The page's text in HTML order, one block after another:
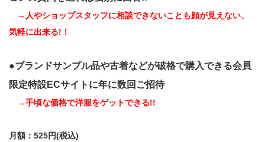
→人やショップスタッフに相談できないことも顔が見えない、
気軽に出来る!！
●ブランドサンプル品や古着などが破格で購入できる会員
限定特設ECサイトに年に数回ご招待
→手頃な価格で洋服をゲットできる!!
月額：525円(税込)